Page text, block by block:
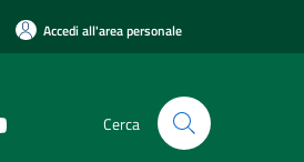
Accedi all'area personale
Cerca